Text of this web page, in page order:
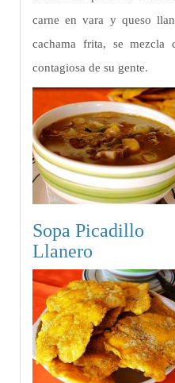
carne en vara y queso
cachama frita, se mezcla
contagiosa de su gente.
Sopa Picadillo
Llanero